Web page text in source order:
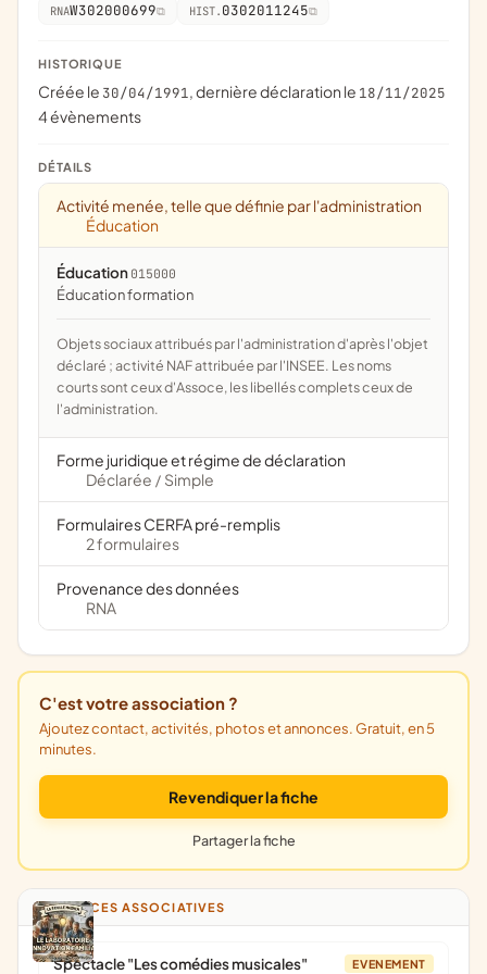
RNAW302000699 HIST. 0302011245
HISTORIQUE
Créée le 30/04/1991, dernière déclaration le 18/11/2025
4 évènements
DÉTAILS
Activité menée, telle que définie par l'administration
Éducation
Éducation 015000
éducation formation
Objets sociaux attribués par l'administration d'après l'objet
déclaré ; activité NAF attribuée par l'INSEE. Les noms
courts sont ceux d'Assoce, les libellés complets ceux de
l'administration.
Forme juridique et régime de déclaration
Déclarée / Simple
Formulaires CERFA pré-remplis
2 formulaires
Provenance des données
RNA
C'est votre association ?
Ajoutez contact, activités, photos et annonces. Gratuit, en 5
minutes.
Revendiquer la fiche
Partager la fiche
ANNONCES ASSOCIATIVES
EVENEMENT
Spectacle "Les comédies musicales"